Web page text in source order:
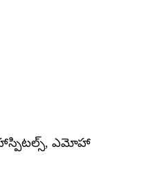
హాస్పిటల్స్, ఎమోహా